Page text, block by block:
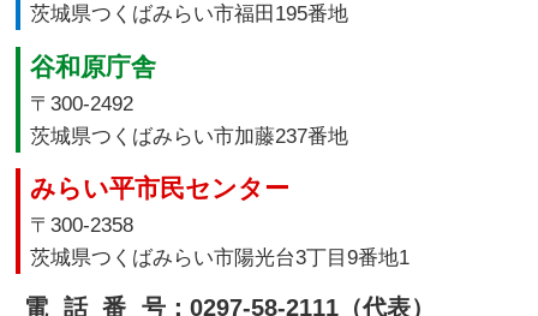
茨城県つくばみらい市福田195番地
谷和原庁舎
〒300-2492
茨城県つくばみらい市加藤237番地
みらい平市民センター
〒300-2358
茨城県つくばみらい市陽光台3丁目9番地1
電話番号：0297-58-2111（代表）